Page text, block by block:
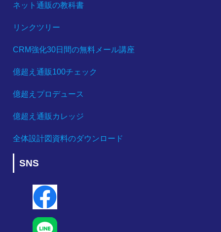
ネット通販の教科書
リンクツリー
CRM強化30日間の無料メール講座
億超え通販100チェック
億超えプロデュース
億超え通販カレッジ
全体設計図資料のダウンロード
SNS